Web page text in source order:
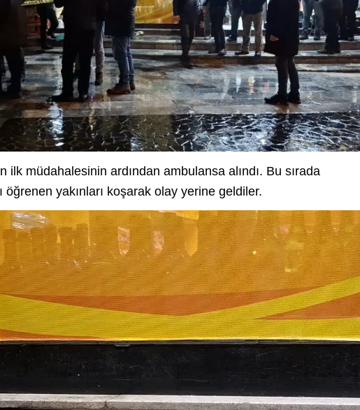
ilk müdahalesinin ardından ambulansa alındı. Bu sırada
öğrenen yakınları koşarak olay yerine geldiler.